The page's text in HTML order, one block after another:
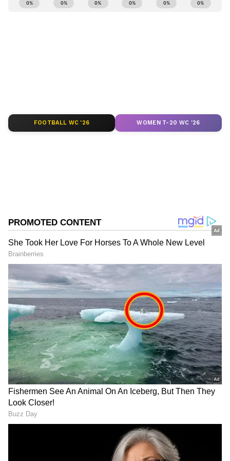
Related Articles
RCB ಫ್ಯಾನ್ಸ್‌ಗೆ ಗುಡ್‌ನ್ಯೂಸ್.. ಮಾರುಕಟ್ಟೆಗೆ ಬರ್ತಿದೆ
ವಿಶೇಷ ಫೋನ್! ಬೆಲೆ ಎಷ್ಟು?
ಐಪಿಎಲ್ ಮಾತ್ರವಲ್ಲ ಇನ್ನು ಭಾರತದಲ್ಲೇ ಆಸ್ಟ್ರೇಲಿಯಾದ
BBL, ಶೀಘ್ರದಲ್ಲೇ ಪ್ರಧಾನಿ ಮೋದಿ ಮಹತ್ವದ ಘೋಷಣೆ
ABOUT THE AUTHOR
FOOTBALL WC '26 WOMEN T-20 WC '26